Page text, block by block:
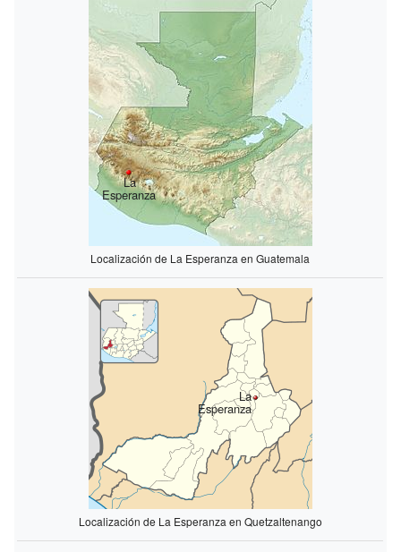
La
Esperanza
Localización de La Esperanza en Guatemala
La
Esperanza
Localización de La Esperanza en Quetzaltenango